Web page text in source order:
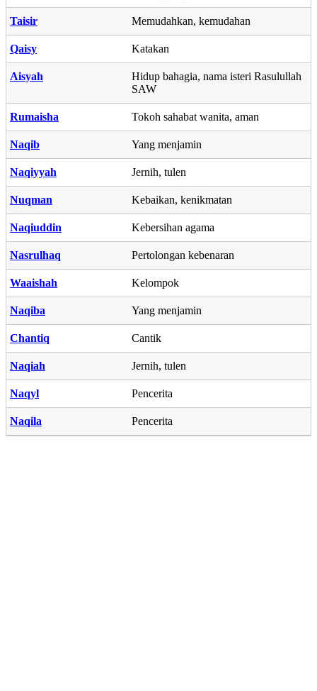
Taisir Memudahkan, kemudahan
Qaisy Katakan
Aisyah
Hidup bahagia, nama isteri Rasulullah
SAW
Rumaisha Tokoh sahabat wanita, aman
Naqib Yang menjamin
Naqiyyah Jernih, tulen
Nuqman Kebaikan, kenikmatan
Naqiuddin Kebersihan agama
Nasrulhaq Pertolongan kebenaran
Waaishah Kelompok
Naqiba Yang menjamin
Chantiq Cantik
Naqiah Jernih, tulen
Naqyl Pencerita
Naqila Pencerita